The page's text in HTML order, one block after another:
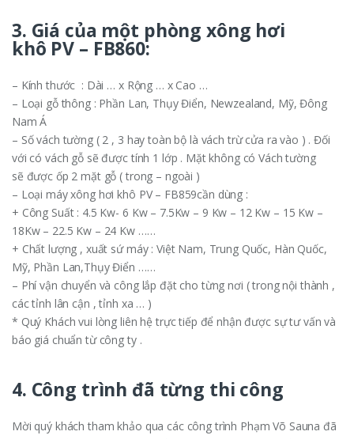
3. Giá của một phòng xông hơi
khô PV – FB860:
– Kính thước : Dài … x Rộng … x Cao …
– Loại gỗ thông : Phần Lan, Thụy Điển, Newzealand, Mỹ, Đông
Nam Á
– Số vách tường ( 2 , 3 hay toàn bộ là vách trừ cửa ra vào ) . Đối
với có vách gỗ sẽ được tính 1 lớp . Mặt không có Vách tường
sẽ được ốp 2 mặt gỗ ( trong – ngoài )
– Loại máy xông hơi khô PV – FB859cần dùng :
+ Công Suất : 4.5 Kw- 6 Kw – 7.5Kw – 9 Kw – 12 Kw – 15 Kw –
18Kw – 22.5 Kw – 24 Kw ……
+ Chất lượng , xuất sứ máy : Việt Nam, Trung Quốc, Hàn Quốc,
Mỹ, Phần Lan,Thụy Điển ……
– Phí vận chuyển và công lắp đặt cho từng nơi ( trong nội thành ,
các tỉnh lân cận , tỉnh xa … )
* Quý Khách vui lòng liên hệ trực tiếp để nhận được sự tư vấn và
báo giá chuẩn từ công ty .
4. Công trình đã từng thi công
Mời quý khách tham khảo qua các công trình Phạm Võ Sauna đã